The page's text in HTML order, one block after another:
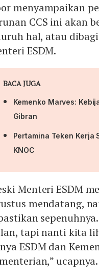
menyampaikan
CCS ini akan
hal, atau
ESDM.
BACA JUGA
Kemenko Marves:
Gibran
Pertamina Teken Kerja
KNOC
Menteri ESDM
mendatang,
tapi nanti kita
ESDM dan
ucapnya.